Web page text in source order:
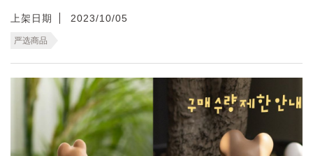
上架日期 2023/10/05
严选商品